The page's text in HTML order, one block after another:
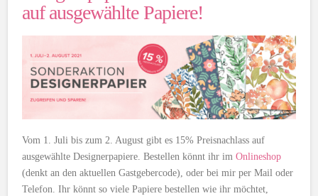
auf ausgewählte Papiere!
Vom 1. Juli bis zum 2. August gibt es 15% Preisnachlass auf
ausgewählte Designerpapiere. Bestellen könnt ihr imOnlineshop
(denkt an den aktuellen Gastgebercode), oder bei mir per Mail oder
Telefon. Ihr könnt so viele Papiere bestellen wie ihr möchtet,